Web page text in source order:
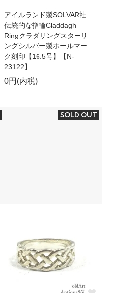
アイルランド製SOLVAR社
伝統的な指輪Claddagh
Ringクラダリングスターリ
ングシルバー製ホールマー
ク刻印【16.5号】【N-
23122】
0円(内税)
SOLD OUT